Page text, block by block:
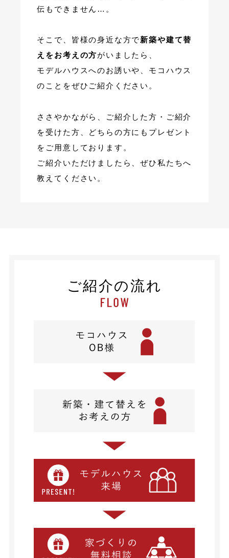
伝もできません…。
そこで、皆様の身近な方で新築や建て替
えをお考えの方がいましたら、
モデルハウスへのお誘いや、モコハウス
のことをぜひご紹介ください。
ささやかながら、ご紹介した方・ご紹介
を受けた方、どちらの方にもプレゼント
をご用意しております。
ご紹介いただけましたら、ぜひ私たちへ
教えてください。
ご紹介の流れ